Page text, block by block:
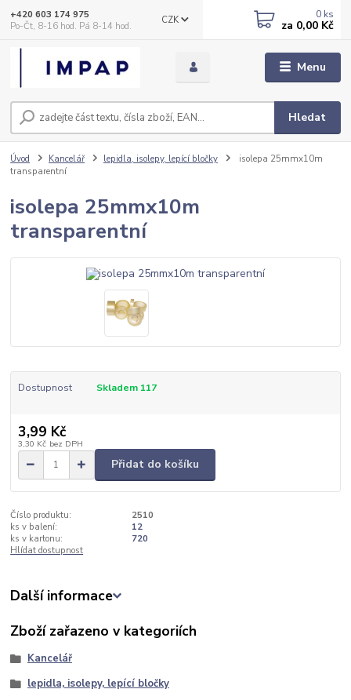
Menu
CZK
Hledat
+420 603 174 975
Po-Čt, 8-16 hod. Pá 8-14 hod.
0 ks
za 0,00 Kč
Úvod Kancelář lepidla, isolepy, lepící bločky
isolepa 25mmx10m
transparentní
isolepa 25mmx10m
transparentní
Dostupnost Skladem 117
3,99 Kč
3,30 Kč bez DPH
Přidat do košíku
Číslo produktu:
2510
ks v balení:
12
ks v kartonu:
720
Hlídat dostupnost
Další informace
Zboží zařazeno v kategoriích
Kancelář
lepidla, isolepy, lepící bločky